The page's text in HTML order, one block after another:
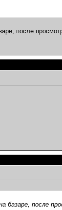
после
базаре, после